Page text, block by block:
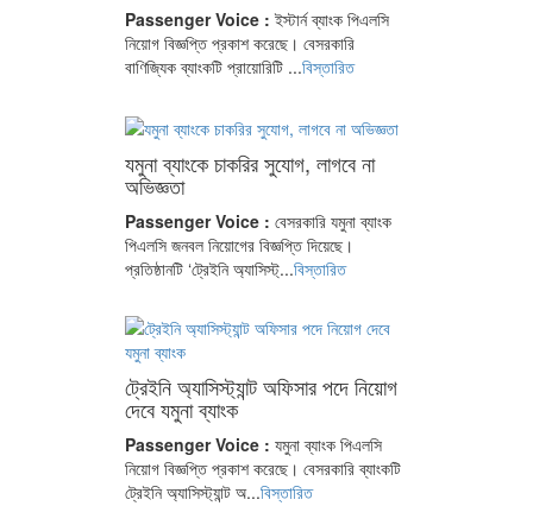
Passenger Voice : ইস্টার্ন ব্যাংক পিএলসি
নিয়োগ বিজ্ঞপ্তি প্রকাশ করেছে। বেসরকারি
বাণিজ্যিক ব্যাংকটি প্রায়োরিটি ...বিস্তারিত
যমুনা ব্যাংকে চাকরির সুযোগ, লাগবে না
অভিজ্ঞতা
Passenger Voice : বেসরকারি যমুনা ব্যাংক
পিএলসি জনবল নিয়োগের বিজ্ঞপ্তি দিয়েছে।
প্রতিষ্ঠানটি ‘ট্রেইনি অ্যাসিস্ট্...বিস্তারিত
ট্রেইনি অ্যাসিস্ট্যান্ট অফিসার পদে নিয়োগ
দেবে যমুনা ব্যাংক
Passenger Voice : যমুনা ব্যাংক পিএলসি
নিয়োগ বিজ্ঞপ্তি প্রকাশ করেছে। বেসরকারি ব্যাংকটি
ট্রেইনি অ্যাসিস্ট্যান্ট অ...বিস্তারিত